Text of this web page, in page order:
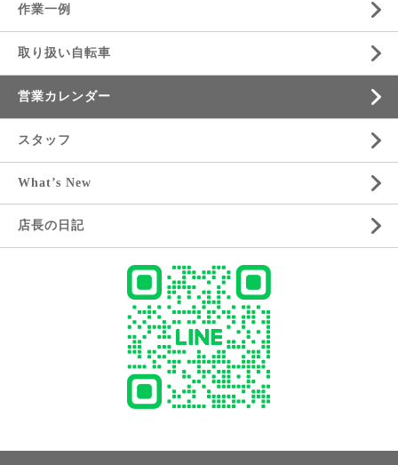
作業一例
取り扱い自転車
営業カレンダー
スタッフ
What’s New
店長の日記